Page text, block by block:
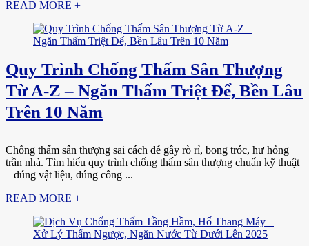
READ MORE +
Quy Trình Chống Thấm Sân Thượng
Từ A-Z – Ngăn Thấm Triệt Để, Bền Lâu
Trên 10 Năm
Chống thấm sân thượng sai cách dễ gây rò rỉ, bong tróc, hư hỏng
trần nhà. Tìm hiểu quy trình chống thấm sân thượng chuẩn kỹ thuật
– đúng vật liệu, đúng công ...
READ MORE +